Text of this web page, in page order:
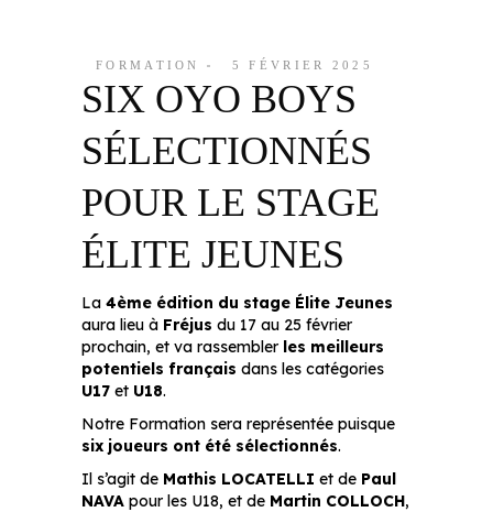
FORMATION 5 FÉVRIER 2025
SIX OYO BOYS
SÉLECTIONNÉS
POUR LE STAGE
ÉLITE JEUNES
La 4ème édition du stage Élite Jeunes
aura lieu à Fréjus du 17 au 25 février
prochain, et va rassembler les meilleurs
potentiels français dans les catégories
U17 et U18.
Notre Formation sera représentée puisque
six joueurs ont été sélectionnés.
Il s’agit de Mathis LOCATELLI et de Paul
NAVA pour les U18, et de Martin COLLOCH,